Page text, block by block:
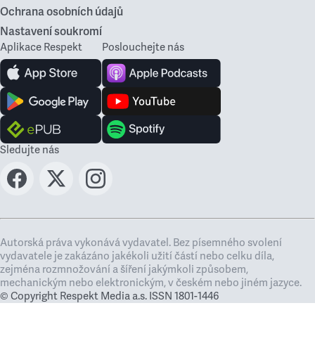
Ochrana osobních údajů
Nastavení soukromí
Aplikace Respekt Poslouchejte nás
Sledujte nás
Autorská práva vykonává vydavatel. Bez písemného svolení
vydavatele je zakázáno jakékoli užití částí nebo celku díla,
zejména rozmnožování a šíření jakýmkoli způsobem,
mechanickým nebo elektronickým, v českém nebo jiném jazyce.
© Copyright Respekt Media a.s. ISSN 1801-1446